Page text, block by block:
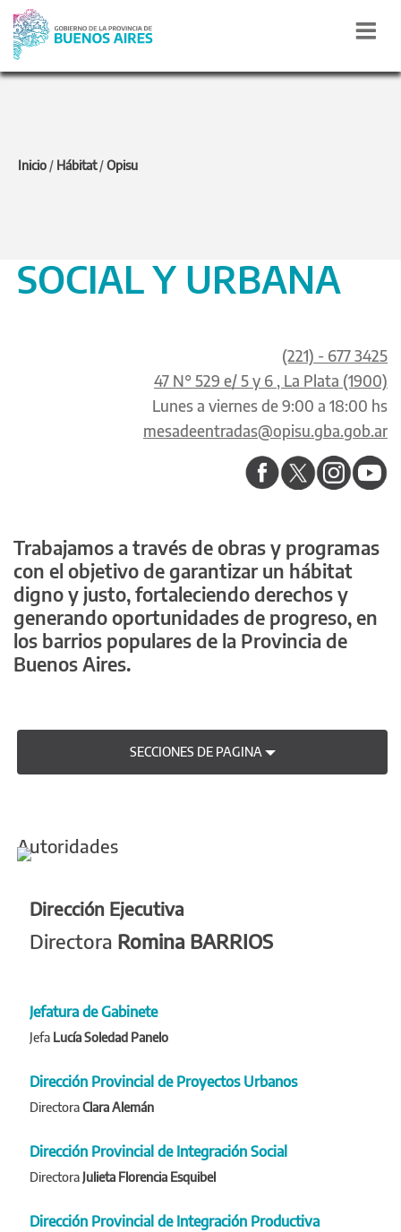
Inicio / Hábitat/Opisu
ORGANISMO
SOCIAL Y URBANA
(221) - 677 3425
47 N° 529 e/ 5 y 6 , La Plata (1900)
Lunes a viernes de 9:00 a 18:00 hs
mesadeentradas@opisu.gba.gob.ar
Trabajamos a través de obras y programas
con el objetivo de garantizar un hábitat
digno y justo, fortaleciendo derechos y
generando oportunidades de progreso, en
los barrios populares de la Provincia de
Buenos Aires.
SECCIONES DE PAGINA
Autoridades
Dirección Ejecutiva
Directora Romina BARRIOS
Jefatura de Gabinete
Jefa Lucía Soledad Panelo
Dirección Provincial de Proyectos Urbanos
DirectoraClara Alemán
Dirección Provincial de Integración Social
DirectoraJulieta Florencia Esquibel
Dirección Provincial de Integración Productiva